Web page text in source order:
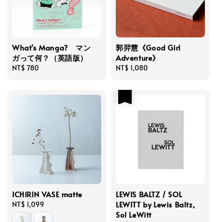
What's Manga? マン
ガって何？（英語版）
Regular
NT$ 780
郭羿慧《Good Girl
Adventure》
Regular
NT$ 1,080
ICHIRIN VASE matte
Regular
price
NT$ 1,099
LEWIS BALTZ / SOL
LEWITT by Lewis Baltz,
Sol LeWitt